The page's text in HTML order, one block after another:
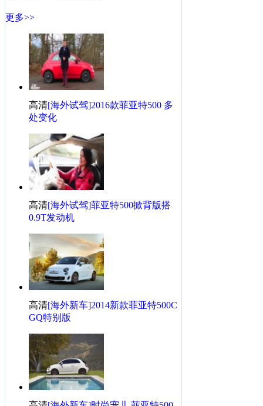
·父亲节的大礼，给老爸买辆车
·虐心逛展之旅，上海车展玩心跳
·小女子选两厢车，爱上致悦无法自拔！
·麻麻再也不用担心我会反应迟钝了（其实重点是晒车说
新款上市之前，选中爱菲手悦白
·【我来代言】致悦~低调珊瑚红奥特曼
更多>>
高清[海外试驾]2016款菲亚特500 多
处变化
高清[海外试驾]菲亚特500掀背版搭
0.9T发动机
高清[海外新车]2014新款菲亚特500C
GQ特别版